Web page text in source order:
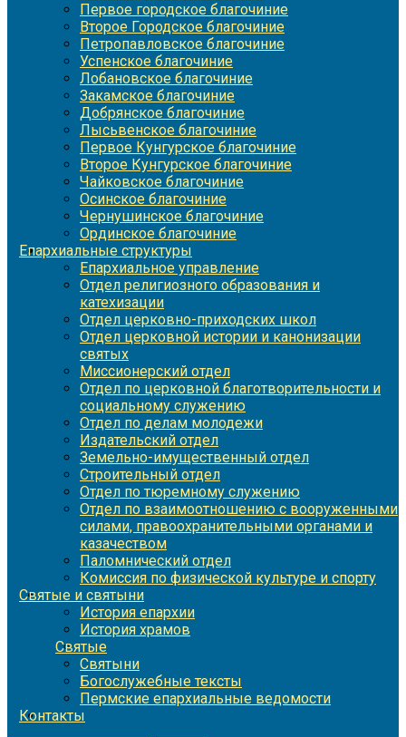
Первое городское благочиние
Второе Городское благочиние
Петропавловское благочиние
Успенское благочиние
Лобановское благочиние
Закамское благочиние
Добрянское благочиние
Лысьвенское благочиние
Первое Кунгурское благочиние
Второе Кунгурское благочиние
Чайковское благочиние
Осинское благочиние
Чернушинское благочиние
Ординское благочиние
Епархиальные структуры
Епархиальное управление
Отдел религиозного образования и
катехизации
Отдел церковно-приходских школ
Отдел церковной истории и канонизации
святых
Миссионерский отдел
Отдел по церковной благотворительности и
социальному служению
Отдел по делам молодежи
Издательский отдел
Земельно-имущественный отдел
Строительный отдел
Отдел по тюремному служению
Отдел по взаимоотношению с вооруженными
силами, правоохранительными органами и
казачеством
Паломнический отдел
Комиссия по физической культуре и спорту
Святые и святыни
История епархии
История храмов
Святые
Святыни
Богослужебные тексты
Пермские епархиальные ведомости
Контакты